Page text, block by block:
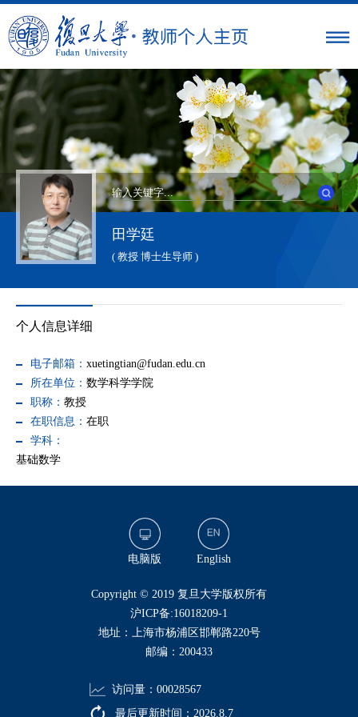
田学廷
( 教授 博士生导师 )
个人信息详细
电子邮箱： xuetingtian@fudan.edu.cn
所在单位： 数学科学学院
职称： 教授
在职信息： 在职
学科：
基础数学
电脑版 English
​Copyright © 2019 复旦大学版权所有
沪ICP备:16018209-1
地址：上海市杨浦区邯郸路220号
邮编：200433
访问量： 00028567
最后更新时间： 2026 8 7